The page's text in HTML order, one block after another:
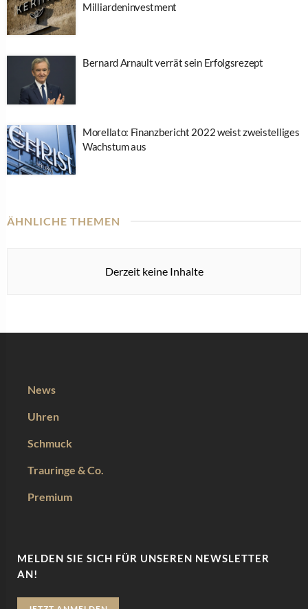
Milliardeninvestment
Bernard Arnault verrät sein Erfolgsrezept
Morellato: Finanzbericht 2022 weist zweistelliges
Wachstum aus
ÄHNLICHE THEMEN
Derzeit keine Inhalte
News
Uhren
Schmuck
Trauringe & Co.
Premium
MELDEN SIE SICH FÜR UNSEREN NEWSLETTER
AN!